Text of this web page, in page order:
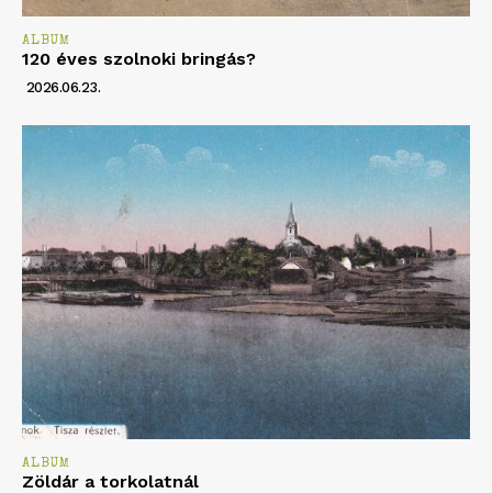
ALBUM
120 éves szolnoki bringás?
2026.06.23.
ALBUM
Zöldár a torkolatnál